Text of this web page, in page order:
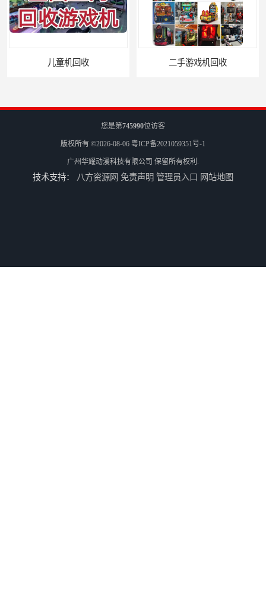
二手游戏机回收 游戏厅设备回收
您是第745990位访客
版权所有 ©2026-08-06 粤ICP备2021059351号-1
广州华耀动漫科技有限公司 保留所有权利.
技术支持： 八方资源网 免责声明 管理员入口 网站地图